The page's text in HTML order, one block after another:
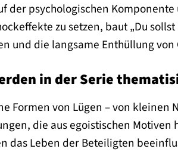
der psychologischen
zu setzen, baut „Du
und die langsame Enthüllung von
in der Serie
Formen von Lügen – von kleinen
die aus egoistischen
das Leben der Beteiligten